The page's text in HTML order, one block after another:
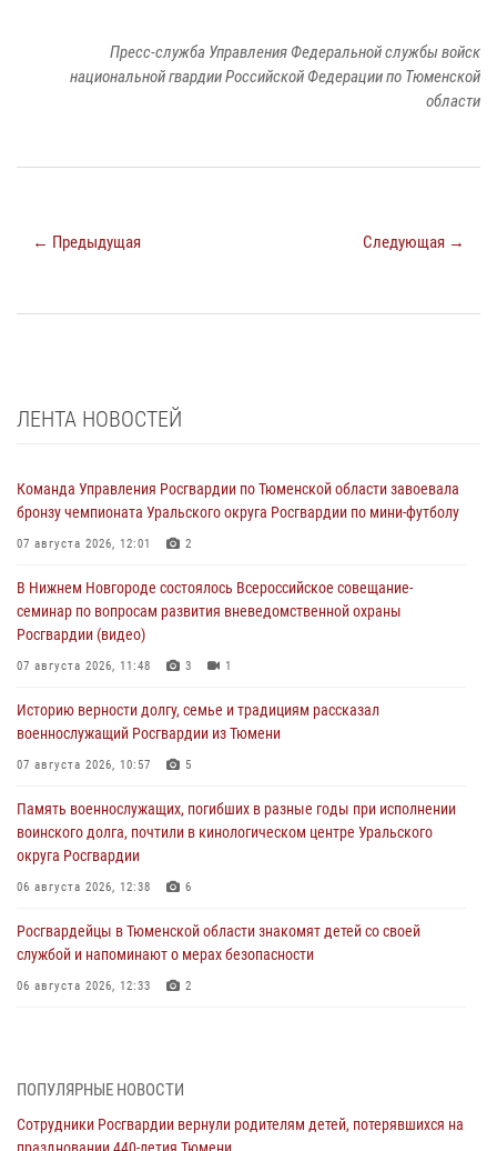
Пресс-служба Управления Федеральной службы войск
национальной гвардии Российской Федерации по Тюменской
области
← Предыдущая Следующая →
ЛЕНТА НОВОСТЕЙ
Команда Управления Росгвардии по Тюменской области завоевала
бронзу чемпионата Уральского округа Росгвардии по мини-футболу
07 августа 2026, 12:01 2
В Нижнем Новгороде состоялось Всероссийское совещание-
семинар по вопросам развития вневедомственной охраны
Росгвардии (видео)
07 августа 2026, 11:48 3 1
Историю верности долгу, семье и традициям рассказал
военнослужащий Росгвардии из Тюмени
07 августа 2026, 10:57 5
Память военнослужащих, погибших в разные годы при исполнении
воинского долга, почтили в кинологическом центре Уральского
округа Росгвардии
06 августа 2026, 12:38 6
Росгвардейцы в Тюменской области знакомят детей со своей
службой и напоминают о мерах безопасности
06 августа 2026, 12:33 2
06 августа 2026, 04:41 3
Росгвардейцы в Тюменской области почтили память генерала
ПОПУЛЯРНЫЕ НОВОСТИ
Сотрудники Росгвардии вернули родителям детей, потерявшихся на